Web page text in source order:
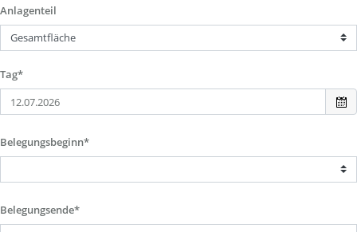
Anlagenteil
Tag*
Belegungsbeginn*
Belegungsende*